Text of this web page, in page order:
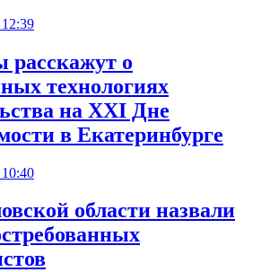
расскажут о
технологиях
на XXI Дне
в Екатеринбурге
области назвали